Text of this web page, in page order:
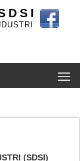
(SDSI)